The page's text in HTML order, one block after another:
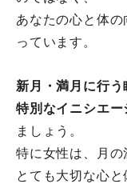
あなたの心と体
っています。
新月・満月に行う
特別なイニシエー
ましょう。
特に女性は、月の
とても大切な心と